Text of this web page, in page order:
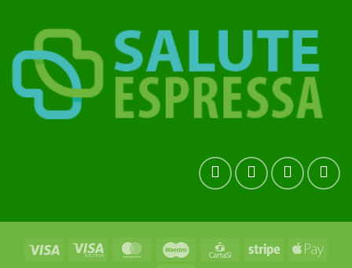
Visa
Visa
MasterCardMaestro CartaSi Stripe
Apple